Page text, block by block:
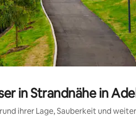
in Strandnähe in
ihrer Lage, Sauberkeit und